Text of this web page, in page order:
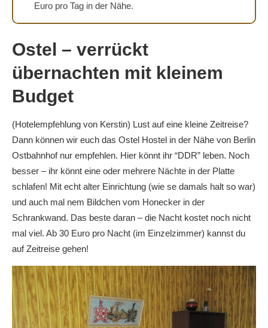
Euro pro Tag in der Nähe.
Ostel – verrückt
übernachten mit kleinem
Budget
(Hotelempfehlung von Kerstin) Lust auf eine kleine Zeitreise?
Dann können wir euch das Ostel Hostel in der Nähe von Berlin
Ostbahnhof nur empfehlen. Hier könnt ihr “DDR” leben. Noch
besser – ihr könnt eine oder mehrere Nächte in der Platte
schlafen! Mit echt alter Einrichtung (wie se damals halt so war)
und auch mal nem Bildchen vom Honecker in der
Schrankwand. Das beste daran – die Nacht kostet noch nicht
mal viel. Ab 30 Euro pro Nacht (im Einzelzimmer) kannst du
auf Zeitreise gehen!